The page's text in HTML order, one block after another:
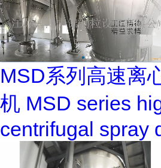
MSD系列高速离
机 MSD series
centrifugal spray